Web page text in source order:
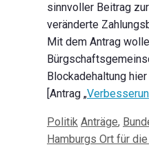
sinnvoller Beitrag
veränderte
Mit dem Antrag
Blockadehaltung
[Antrag „
Kategorien
Politik Schlagwörter
Anträge,
Beitrags-
Hamburgs Ort für